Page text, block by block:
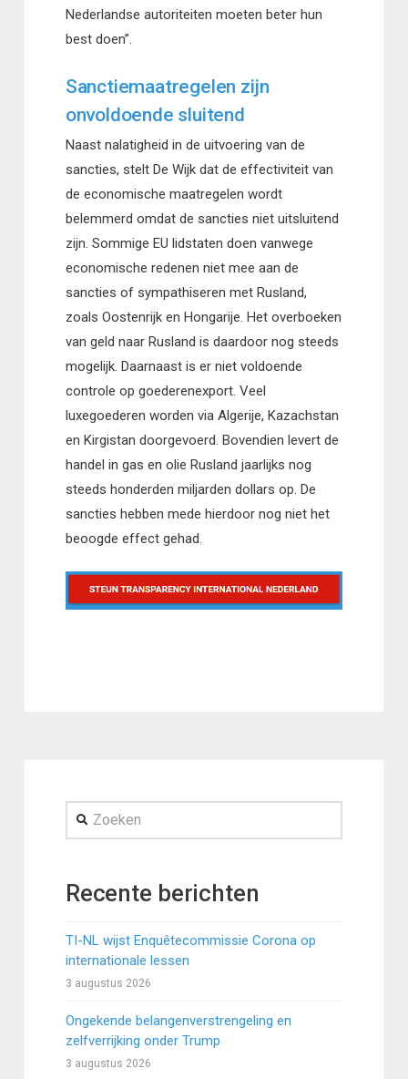
Nederlandse autoriteiten moeten beter hun
best doen”.
Sanctiemaatregelen zijn
onvoldoende sluitend
Naast nalatigheid in de uitvoering van de
sancties, stelt De Wijk dat de effectiviteit van
de economische maatregelen wordt
belemmerd omdat de sancties niet uitsluitend
zijn. Sommige EU lidstaten doen vanwege
economische redenen niet mee aan de
sancties of sympathiseren met Rusland,
zoals Oostenrijk en Hongarije. Het overboeken
van geld naar Rusland is daardoor nog steeds
mogelijk. Daarnaast is er niet voldoende
controle op goederenexport. Veel
luxegoederen worden via Algerije, Kazachstan
en Kirgistan doorgevoerd. Bovendien levert de
handel in gas en olie Rusland jaarlijks nog
steeds honderden miljarden dollars op. De
sancties hebben mede hierdoor nog niet het
beoogde effect gehad.
Zoeken
Recente berichten
TI-NL wijst Enquêtecommissie Corona op
internationale lessen
3 augustus 2026
Ongekende belangenverstrengeling en
zelfverrijking onder Trump
3 augustus 2026